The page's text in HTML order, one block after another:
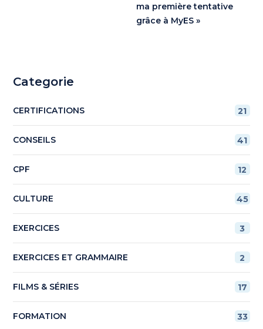
ma première tentative
grâce à MyES »
Categorie
CERTIFICATIONS 21
CONSEILS 41
CPF 12
CULTURE 45
EXERCICES 3
EXERCICES ET GRAMMAIRE 2
FILMS & SÉRIES 17
FORMATION 33